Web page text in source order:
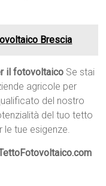
Brescia
il fotovoltaico Se stai
agricole per
del nostro
del tuo tetto
le tue esigenze.